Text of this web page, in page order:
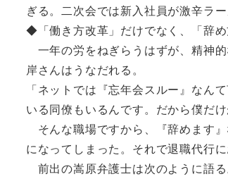
ぎる。二次会では新入社員が激辛ラ
◆「働き方改革」だけでなく、「辞
一年の労をねぎらうはずが、精神
岸さんはうなだれる。
「ネットでは『忘年会スルー』なん
いる同僚もいるんです。だから僕だ
そんな職場ですから、『辞めます
になってしまった。それで退職代行
前出の嵩原弁護士は次のように語る